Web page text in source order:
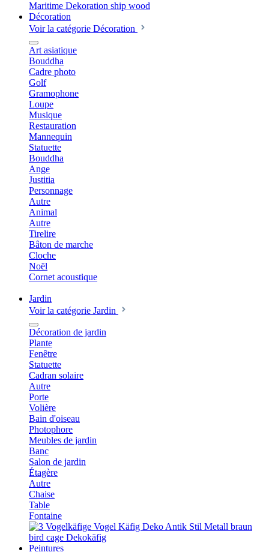
Décoration
Voir la catégorie Décoration
Art asiatique
Bouddha
Cadre photo
Golf
Gramophone
Loupe
Musique
Restauration
Mannequin
Statuette
Bouddha
Ange
Justitia
Personnage
Autre
Animal
Autre
Tirelire
Bâton de marche
Cloche
Noël
Cornet acoustique
Jardin
Voir la catégorie Jardin
Décoration de jardin
Plante
Fenêtre
Statuette
Cadran solaire
Autre
Porte
Volière
Bain d'oiseau
Photophore
Meubles de jardin
Banc
Salon de jardin
Étagère
Autre
Chaise
Table
Fontaine
Peintures